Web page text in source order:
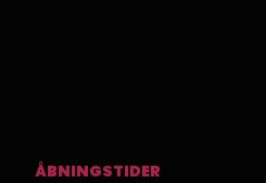
ÅBNINGSTIDER